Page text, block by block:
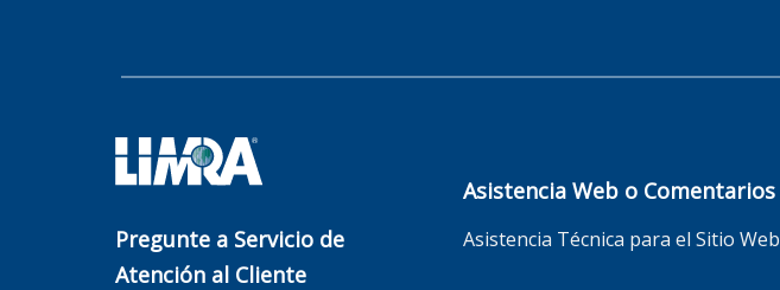
Pregunte a Servicio de
Atención al Cliente
Asistencia Web o Comentarios
Asistencia Técnica para el Sitio Web